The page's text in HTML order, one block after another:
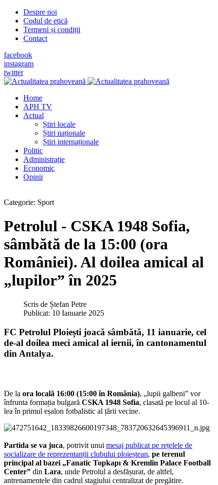
Despre noi
Codul de etică
Termeni și condiții
Contact
facebook
instagram
twitter
Home
APH TV
Actual
Știri locale
Știri naționale
Știri internaționale
Politic
Administrație
Economic
Opinii
Categorie: Sport
Petrolul - CSKA 1948 Sofia,
sâmbătă de la 15:00 (ora
României). Al doilea amical al
„lupilor” în 2025
Scris de Ștefan Petre
Publicat: 10 Ianuarie 2025
FC Petrolul Ploiești joacă sâmbătă, 11 ianuarie, cel
de-al doilea meci amical al iernii, în cantonamentul
din Antalya.
De la ora locală 16:00 (15:00 în România), „lupii galbeni” vor
înfrunta formația bulgară CSKA 1948 Sofia, clasată pe locul al 10-
lea în primul eșalon fotbalistic al țării vecine.
Partida se va juca, potrivit unui mesaj publicat pe rețelele de
socializare de reprezentanții clubului ploieștean, pe terenul
principal al bazei „Fanatic Topkapı & Kremlin Palace Football
Center” din Lara, unde Petrolul a desfășurat, de altfel,
antrenamentele din cadrul stagiului centralizat de pregătire.